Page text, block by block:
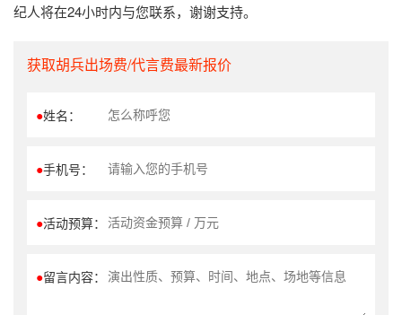
纪人将在24小时内与您联系，谢谢支持。
获取胡兵出场费/代言费最新报价
●姓名：
●手机号：
●活动预算：
●留言内容：